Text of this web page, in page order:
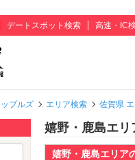
デートスポット検索 高速・IC
プルズ エリア検索 佐賀県
嬉野・鹿島エ
嬉野・鹿島エリア